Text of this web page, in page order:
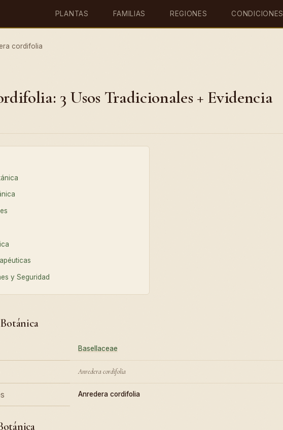
PLANTAS FAMILIAS REGIONES CONDICIONES
cordifolia
3 Usos Tradicionales + Evidencia
y Seguridad
Basellaceae
Anredera cordifolia
Anredera cordifolia